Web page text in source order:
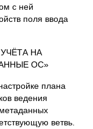
с ней
поля ввода
НА
ОС»
плана
ведения
ветвь.